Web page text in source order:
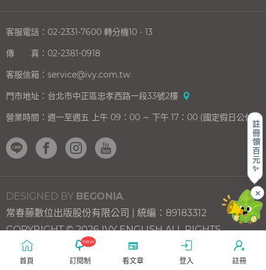
註
冊
領
百
元
✨
✕
首頁
new
訂閱制 看文章 登入 註冊
上一則
遭
猴
棄
下一則
瑞
式
活
客服電話： 02-2331-7600 轉分機10 - 13
傳 真： 02-2381-0918
客服信箱： service@ivy.com.tw
門市地址： 台北市中正區忠孝西路一段33號2樓
營業時間： 週一至週五 上午 09：00 ∼ 下午 17：00 (國定假日公休)
DESIGNED BY BEGONIA.
常春藤數位出版股份有限公司 | 統編：89183312
COPYRIGHT © 2026 IVY ENGLISH ALL RIGHTS
RESERVED.